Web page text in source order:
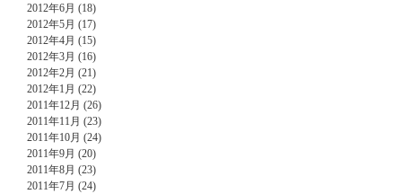
2012年6月 (18)
2012年5月 (17)
2012年4月 (15)
2012年3月 (16)
2012年2月 (21)
2012年1月 (22)
2011年12月 (26)
2011年11月 (23)
2011年10月 (24)
2011年9月 (20)
2011年8月 (23)
2011年7月 (24)